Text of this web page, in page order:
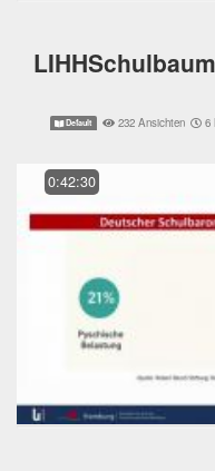
Default 232 Ansichten 6
0:42:30